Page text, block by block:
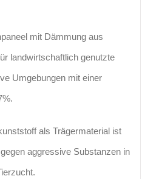
mit Dämmung aus
landwirtschaftlich genutzte
Umgebungen mit einer
als Trägermaterial ist
aggressive Substanzen in